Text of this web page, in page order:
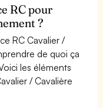
RC pour
?
RC Cavalier /
de quoi ça
les éléments
/ Cavalière